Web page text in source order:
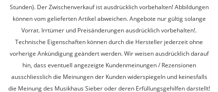
Stunden). Der Zwischenverkauf ist ausdrücklich vorbehalten! Abbildungen
können vom gelieferten Artikel abweichen. Angebote nur gültig solange
Vorrat. Irrtümer und Preisänderungen ausdrücklich vorbehalten!.
Technische Eigenschaften können durch die Hersteller jederzeit ohne
vorherige Ankündigung geändert werden. Wir weisen ausdrücklich darauf
hin, dass eventuell angezeigte Kundenmeinungen / Rezensionen
ausschliesslich die Meinungen der Kunden widerspiegeln und keinesfalls
die Meinung des Musikhaus Sieber oder deren Erfüllungsgehilfen darstellt!